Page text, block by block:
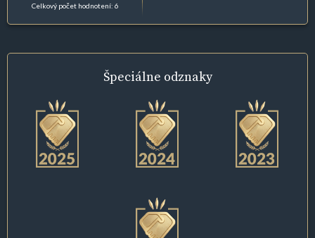
Celkový počet hodnotení: 6
Špeciálne odznaky